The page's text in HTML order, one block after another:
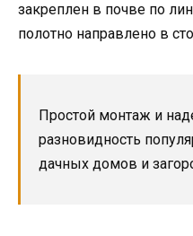
закреплен в почве по
полотно направлено в
Простой монтаж и
разновидность
дачных домов и